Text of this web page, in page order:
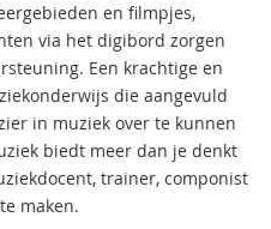
en filmpjes,
via het digibord zorgen
Een krachtige en
die aangevuld
in muziek over te kunnen
biedt meer dan je denkt
trainer, componist
maken.